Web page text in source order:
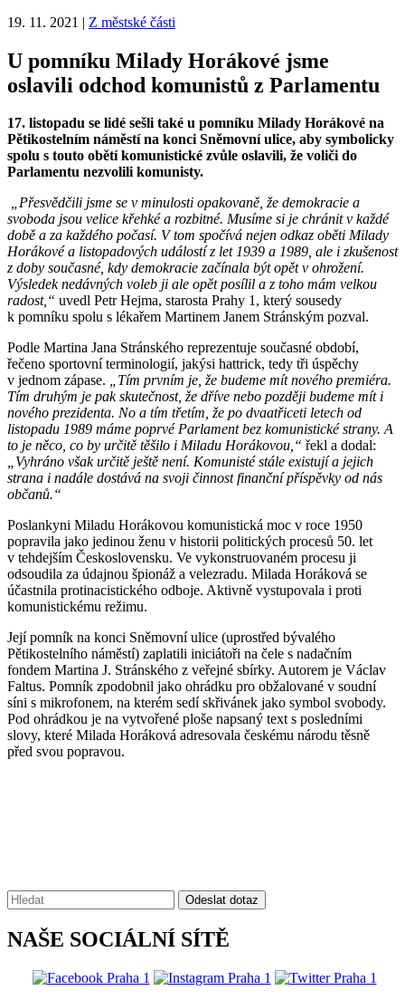
19. 11. 2021 | Z městské části
U pomníku Milady Horákové jsme
oslavili odchod komunistů z Parlamentu
17. listopadu se lidé sešli také u pomníku Milady Horákové na
Pětikostelním náměstí na konci Sněmovní ulice, aby symbolicky
spolu s touto obětí komunistické zvůle oslavili, že voliči do
Parlamentu nezvolili komunisty.
„Přesvědčili jsme se v minulosti opakovaně, že demokracie a
svoboda jsou velice křehké a rozbitné. Musíme si je chránit v každé
době a za každého počasí. V tom spočívá nejen odkaz oběti Milady
Horákové a listopadových událostí z let 1939 a 1989, ale i zkušenost
z doby současné, kdy demokracie začínala být opět v ohrožení.
Výsledek nedávných voleb ji ale opět posílil a z toho mám velkou
radost,“ uvedl Petr Hejma, starosta Prahy 1, který sousedy
k pomníku spolu s lékařem Martinem Janem Stránským pozval.
Podle Martina Jana Stránského reprezentuje současné období,
řečeno sportovní terminologií, jakýsi hattrick, tedy tři úspěchy
v jednom zápase. „Tím prvním je, že budeme mít nového premiéra.
Tím druhým je pak skutečnost, že dříve nebo později budeme mít i
nového prezidenta. No a tím třetím, že po dvaatřiceti letech od
listopadu 1989 máme poprvé Parlament bez komunistické strany. A
to je něco, co by určitě těšilo i Miladu Horákovou,“ řekl a dodal:
„Vyhráno však určitě ještě není. Komunisté stále existují a jejich
strana i nadále dostává na svoji činnost finanční příspěvky od nás
občanů.“
Poslankyni Miladu Horákovou komunistická moc v roce 1950
popravila jako jedinou ženu v historii politických procesů 50. let
v tehdejším Československu. Ve vykonstruovaném procesu ji
odsoudila za údajnou špionáž a velezradu. Milada Horáková se
účastnila protinacistického odboje. Aktivně vystupovala i proti
komunistickému režimu.
Její pomník na konci Sněmovní ulice (uprostřed bývalého
Pětikostelního náměstí) zaplatili iniciátoři na čele s nadačním
fondem Martina J. Stránského z veřejné sbírky. Autorem je Václav
Faltus. Pomník zpodobnil jako ohrádku pro obžalované v soudní
síni s mikrofonem, na kterém sedí skřivánek jako symbol svobody.
Pod ohrádkou je na vytvořené ploše napsaný text s posledními
slovy, které Milada Horáková adresovala českému národu těsně
před svou popravou.
Vyhledávání: Odeslat dotaz
NAŠE SOCIÁLNÍ SÍTĚ